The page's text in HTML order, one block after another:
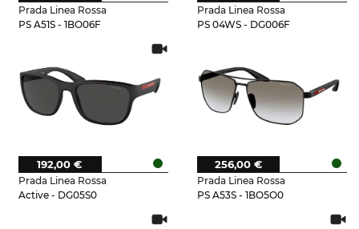
Prada Linea Rossa
PS A51S - 1BO06F
Prada Linea Rossa
PS 04WS - DG006F
Prada Linea Rossa
Active - DG05S0
192,00 €
Prada Linea Rossa
PS A53S - 1BO5O0
256,00 €